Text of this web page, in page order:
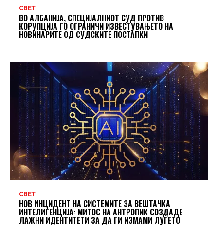
СВЕТ
ВО АЛБАНИЈА, СПЕЦИЈАЛНИОТ СУД ПРОТИВ
КОРУПЦИЈА ГО ОГРАНИЧИ ИЗВЕСТУВАЊЕТО НА
НОВИНАРИТЕ ОД СУДСКИТЕ ПОСТАПКИ
СВЕТ
НОВ ИНЦИДЕНТ НА СИСТЕМИТЕ ЗА ВЕШТАЧКА
ИНТЕЛИГЕНЦИЈА: МИТОС НА АНТРОПИК СОЗДАДЕ
ЛАЖНИ ИДЕНТИТЕТИ ЗА ДА ГИ ИЗМАМИ ЛУЃЕТО